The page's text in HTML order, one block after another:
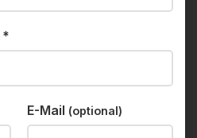
*
E-Mail (optional)